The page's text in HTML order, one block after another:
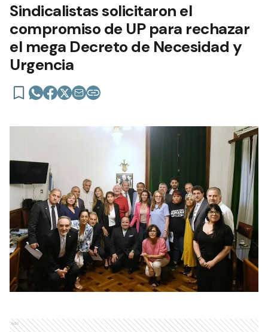
Sindicalistas solicitaron el
compromiso de UP para rechazar
el mega Decreto de Necesidad y
Urgencia
Ads